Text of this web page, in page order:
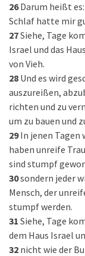
26 Darum heißt
Schlaf hatte mir
27Siehe, Tage
Israel und das
von Vieh.
28 Und es wird
auszureißen,
richten und zu
um zu bauen und
29 In jenen Tagen
haben unreife
sind stumpf
30sondern jeder
Mensch, der
stumpf werden.
31 Siehe, Tage
dem Haus Israel
32 nicht wie der